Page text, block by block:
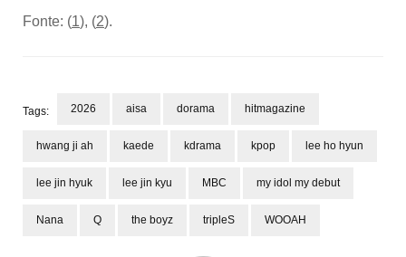
Fonte: (1), (2).
Tags: 2026 aisa dorama hitmagazine
hwang ji ah kaede kdrama kpop lee ho hyun
lee jin hyuk lee jin kyu MBC my idol my debut
Nana Q the boyz tripleS WOOAH